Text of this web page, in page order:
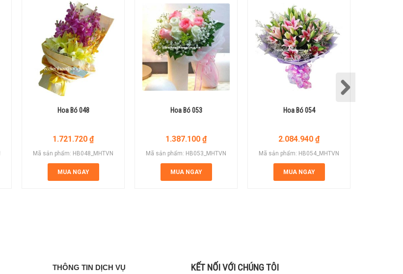
Hoa Bó 048
1.721.720 ₫
Mã sản phẩm: HB048_MHTVN
MUA NGAY
Hoa Bó 053
1.387.100 ₫
Mã sản phẩm: HB053_MHTVN
MUA NGAY
Hoa Bó 054
2.084.940 ₫
Mã sản phẩm: HB054_MHTVN
MUA NGAY
THÔNG TIN DỊCH VỤ KẾT NỐI VỚI CHÚNG TÔI